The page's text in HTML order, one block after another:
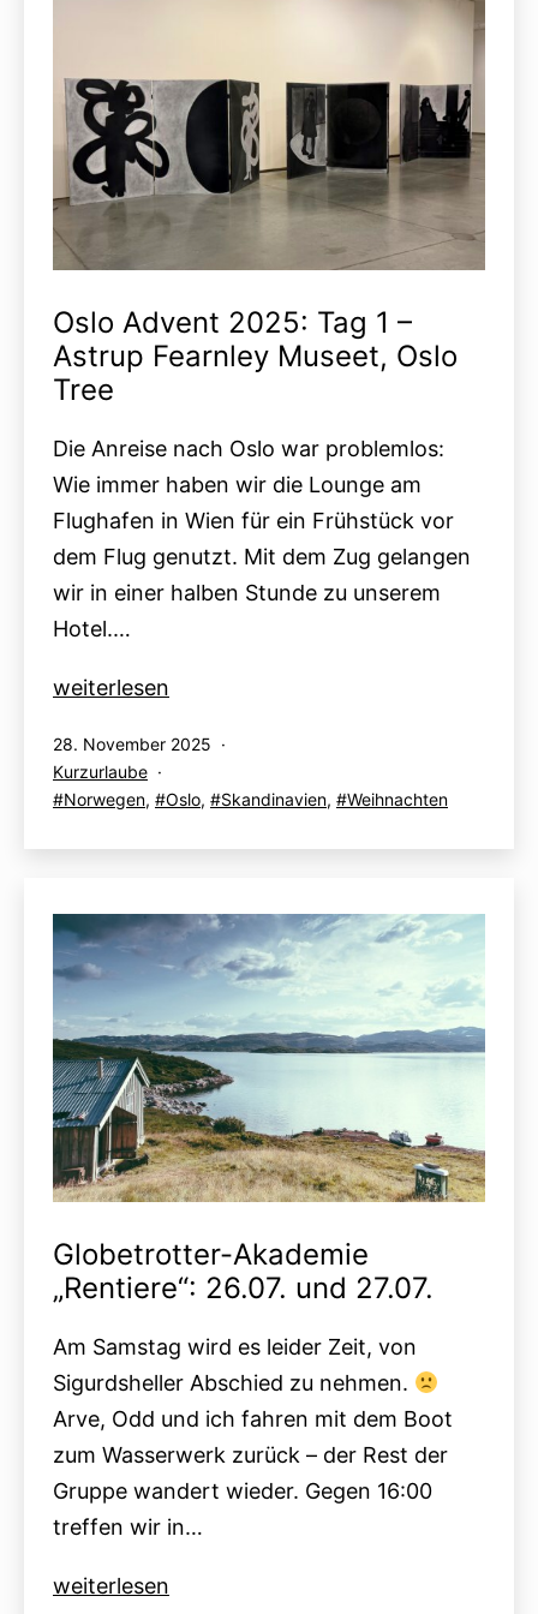
Oslo Advent 2025: Tag 1 –
Astrup Fearnley Museet, Oslo
Tree
Die Anreise nach Oslo war problemlos:
Wie immer haben wir die Lounge am
Flughafen in Wien für ein Frühstück vor
dem Flug genutzt. Mit dem Zug gelangen
wir in einer halben Stunde zu unserem
Hotel.…
Oslo
2025:
Tag
–
Fearnley
Museet,
Oslo
Tree
weiterlesen
Veröffentlicht
am
28. November 2025
Kategorisiert
als
Kurzurlaube
Verschlagwortet
Norwegen, Oslo, Skandinavien, Weihnachten
Globetrotter-Akademie
„Rentiere“: 26.07. und 27.07.
Am Samstag wird es leider Zeit, von
Sigurdsheller Abschied zu nehmen.
Arve, Odd und ich fahren mit dem Boot
zum Wasserwerk zurück – der Rest der
Gruppe wandert wieder. Gegen 16:00
treffen wir in…
Globetrotter-
weiterlesen